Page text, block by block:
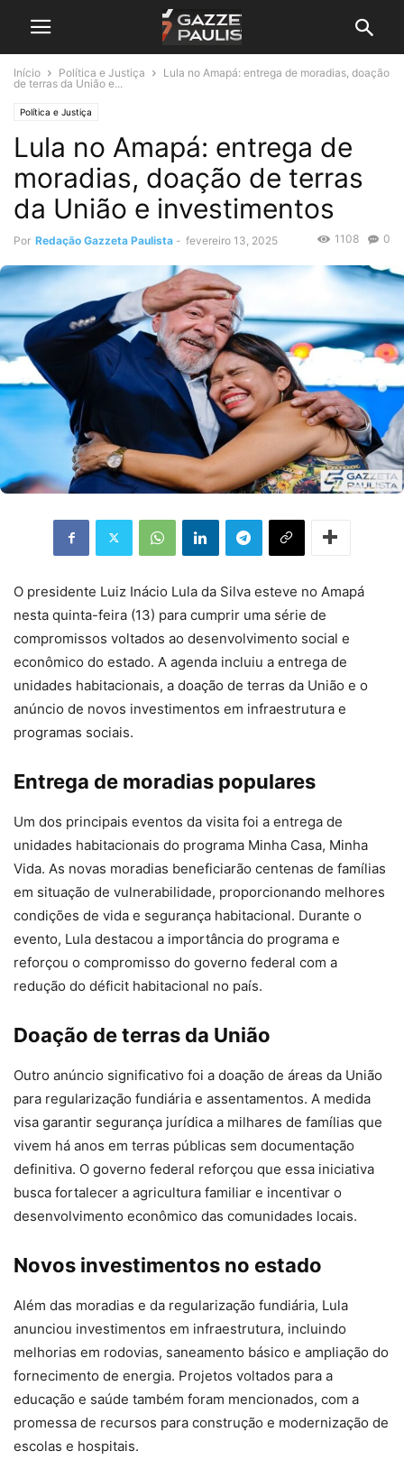
Início Política e Justiça
Lula no Amapá: entrega de moradias, doação
de terras da União e...
Política e Justiça
Lula no Amapá: entrega de
moradias, doação de terras
da União e investimentos
Por Redação Gazzeta Paulista - fevereiro 13, 2025 0
1108
O presidente Luiz Inácio Lula da Silva esteve no Amapá
nesta quinta-feira (13) para cumprir uma série de
compromissos voltados ao desenvolvimento social e
econômico do estado. A agenda incluiu a entrega de
unidades habitacionais, a doação de terras da União e o
anúncio de novos investimentos em infraestrutura e
programas sociais.
Entrega de moradias populares
Um dos principais eventos da visita foi a entrega de
unidades habitacionais do programa Minha Casa, Minha
Vida. As novas moradias beneficiarão centenas de famílias
em situação de vulnerabilidade, proporcionando melhores
condições de vida e segurança habitacional. Durante o
evento, Lula destacou a importância do programa e
reforçou o compromisso do governo federal com a
redução do déficit habitacional no país.
Doação de terras da União
Outro anúncio significativo foi a doação de áreas da União
para regularização fundiária e assentamentos. A medida
visa garantir segurança jurídica a milhares de famílias que
vivem há anos em terras públicas sem documentação
definitiva. O governo federal reforçou que essa iniciativa
busca fortalecer a agricultura familiar e incentivar o
desenvolvimento econômico das comunidades locais.
Novos investimentos no estado
Além das moradias e da regularização fundiária, Lula
anunciou investimentos em infraestrutura, incluindo
melhorias em rodovias, saneamento básico e ampliação do
fornecimento de energia. Projetos voltados para a
educação e saúde também foram mencionados, com a
promessa de recursos para construção e modernização de
escolas e hospitais.